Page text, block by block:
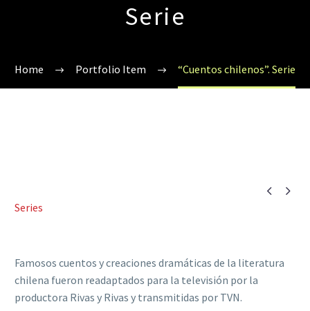
Serie
Home Portfolio Item “Cuentos chilenos”. Serie
 
Series
Famosos cuentos y creaciones dramáticas de la literatura
chilena fueron readaptados para la televisión por la
productora Rivas y Rivas y transmitidas por TVN.